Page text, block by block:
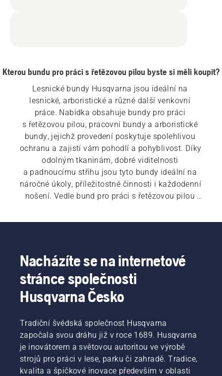
Kterou bundu pro práci s řetězovou pilou byste si měli koupit?
Lesnické bundy Husqvarna jsou ideální na
lesnické, arboristické a různé další venkovní
práce. Nabídka obsahuje bundy pro práci
s řetězovou pilou, pracovní bundy a arboristické
bundy, jejichž provedení poskytuje spolehlivou
ochranu a zajistí vám pohodlí a pohyblivost. Díky
odolným tkaninám, dobré viditelnosti
a padnoucímu střihu jsou tyto bundy ideální na
náročné úkoly, příležitostné činnosti i každodenní
nošení. Vedle bund pro práci s řetězovou pilou
s řetězovou pilou.
Nacházíte se na internetové
stránce společnosti
Husqvarna Česko
Tradiční švédská společnost Husqvarna
započala svou dráhu již v roce 1689. Husqvarna
je inovátorem a světovou autoritou ve výrobě
strojů pro práci v lese, parku či zahradě. Tradice,
kvalita a špičkové inovace především v oblasti